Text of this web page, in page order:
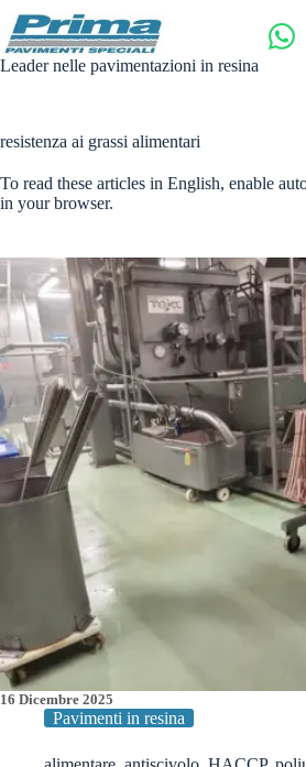
contenuto
Leader nelle pavimentazioni in resina
resistenza ai grassi alimentari
To read these articles in English, enable
in your browser.
16 Dicembre 2025
Pavimenti in resina